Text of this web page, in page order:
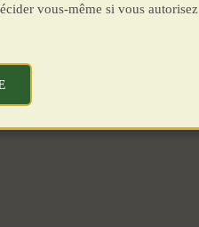
vous-même si vous autorisez